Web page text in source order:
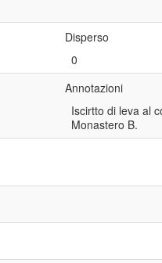
Disperso
0
Annotazioni
Iscirtto di leva al
Monastero B.